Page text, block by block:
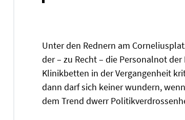
Unter den Rednern am
der – zu Recht – die Personalnot
Klinikbetten in der Vergangenheit
dann darf sich keiner wundern,
dem Trend dwerr